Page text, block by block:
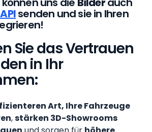
APIsenden und sie in Ihren
Sie das Vertrauen
in Ihr
Art, Ihre Fahrzeuge
,stärken 3D-Showrooms